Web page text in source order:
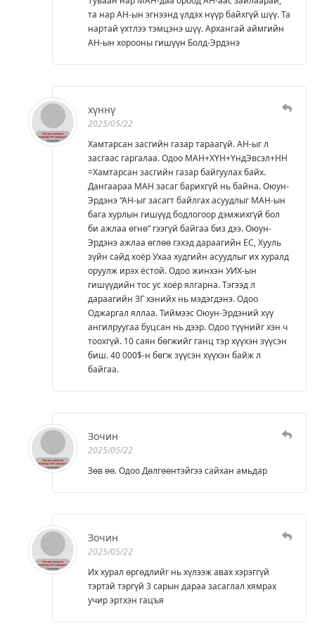
та нар АН-ын эгнээнд үлдэх нүүр байхгүй шүү. Та
нартай үхтлээ тэмцэнэ шүү. Архангай аймгийн
АН-ын хорооны гишүүн Болд-Эрдэнэ
хүннү
2025/05/22
Хамтарсан засгийн газар тараагүй. АН-ыг л
засгаас гаргалаа. Одоо МАН+ХҮН+ҮндЭвсэл+НН
=Хамтарсан засгийн газар байгуулах байх.
Дангаараа МАН засаг барихгүй нь байна. Оюун-
Эрдэнэ “АН-ыг засагт байлгах асуудлыг МАН-ын
бага хурлын гишүүд бодлогоор дэмжихгүй бол
би ажлаа өгнө” гээгүй байгаа биз дээ. Оюун-
Эрдэнэ ажлаа өглөө гэхэд дараагийн ЕС, Хууль
зүйн сайд хоёр Ухаа худгийн асуудлыг их хуралд
оруулж ирэх ёстой. Одоо жинхэн УИХ-ын
гишүүдийн тос ус хоёр ялгарна. Тэгээд л
дараагийн ЗГ хэнийх нь мэдэгдэнэ. Одоо
Оджаргал яллаа. Тиймээс Оюун-Эрдэний хүү
ангилруугаа буцсан нь дээр. Одоо түүнийг хэн ч
тоохгүй. 10 саян бөгжийг ганц тэр хүүхэн зүүсэн
биш. 40 000$-н бөгж зүүсэн хүүхэн байж л
байгаа.
Зочин
2025/05/22
Зөв өө. Одоо Дөлгөөнтэйгээ сайхан амьдар
Зочин
2025/05/22
Их хурал өргөдлийг нь хүлээж авах хэрэггүй
тэртэй тэргүй 3 сарын дараа засаглал хямрах
учир эртхэн гацъя